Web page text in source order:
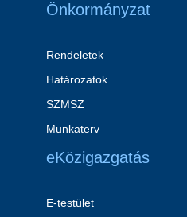
Önkormányzat
Rendeletek
Határozatok
SZMSZ
Munkaterv
eKözigazgatás
E-testület